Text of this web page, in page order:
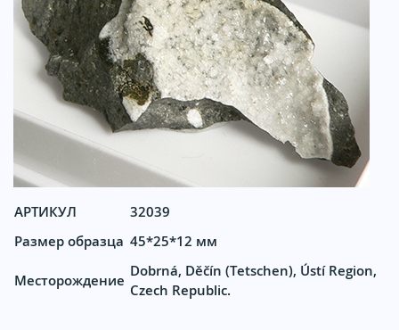
АРТИКУЛ
32039
Размер образца 45*25*12 мм
Месторождение
Dobrná, Děčín (Tetschen), Ústí Region,
Czech Republic.